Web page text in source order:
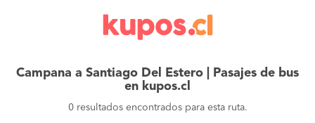
Campana a Santiago Del Estero | Pasajes de bus
en kupos.cl
0 resultados encontrados para esta ruta.